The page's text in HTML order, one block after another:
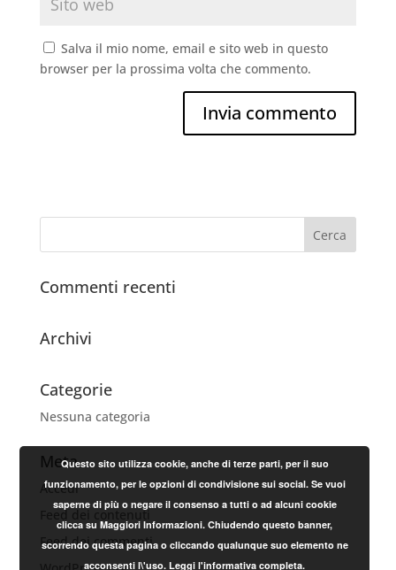
Salva il mio nome, email e sito web in questo
browser per la prossima volta che commento.
Commenti recenti
Archivi
Categorie
Nessuna categoria
Meta
Accedi
Feed dei contenuti
Feed dei commenti
Questo sito utilizza cookie, anche di terze parti, per il suo
funzionamento, per le opzioni di condivisione sui social. Se vuoi
saperne di più o negare il consenso a tutti o ad alcuni cookie
clicca su Maggiori Informazioni. Chiudendo questo banner,
scorrendo questa pagina o cliccando qualunque suo elemento ne
acconsenti l\'uso.Leggi l'informativa completa.